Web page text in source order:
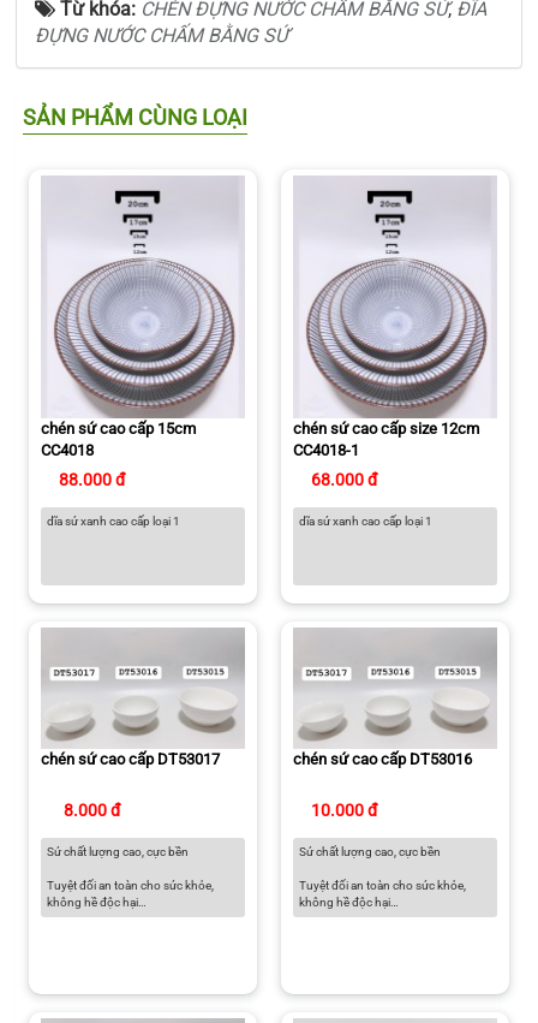
Từ khóa: CHÉN ĐỰNG NƯỚC CHẤM BẰNG SỨ, ĐĨA
ĐỰNG NƯỚC CHẤM BẰNG SỨ
SẢN PHẨM CÙNG LOẠI
chén sứ cao cấp 15cm
CC4018
88.000 đ
dĩa sứ xanh cao cấp loại 1
chén sứ cao cấp size 12cm
CC4018-1
68.000 đ
dĩa sứ xanh cao cấp loại 1
chén sứ cao cấp DT53017
8.000 đ
Sứ chất lượng cao, cực bền
Tuyệt đối an toàn cho sức khỏe,
không hề độc hại
chén sứ cao cấp DT53016
10.000 đ
Sứ chất lượng cao, cực bền
Tuyệt đối an toàn cho sức khỏe,
không hề độc hại